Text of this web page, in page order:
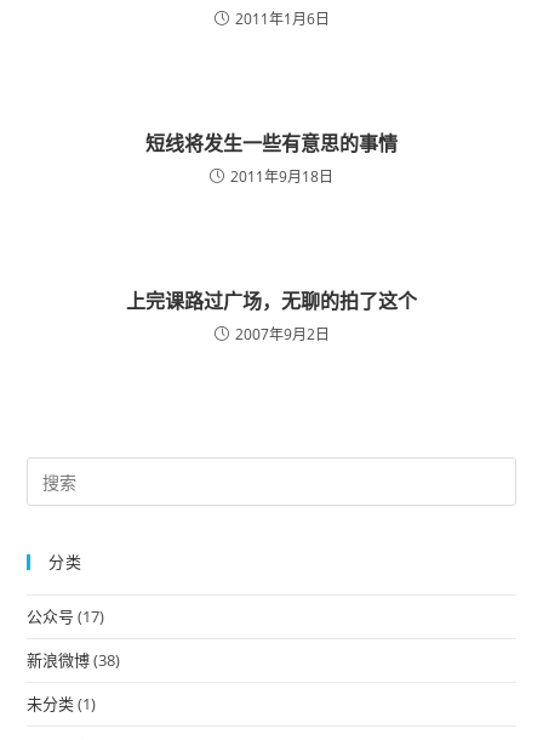
2011年1月6日
短线将发生一些有意思的事情
2011年9月18日
上完课路过广场，无聊的拍了这个
2007年9月2日
分类
公众号 (17)
新浪微博(38)
未分类(1)